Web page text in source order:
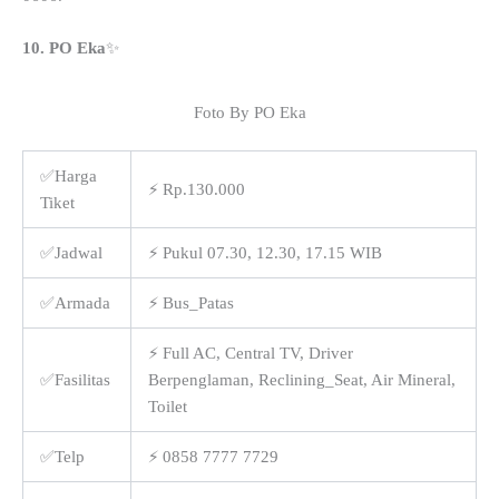
10. PO Eka✨
Foto By PO Eka
✅Harga
Tiket
⚡ Rp.130.000
✅Jadwal ⚡ Pukul 07.30, 12.30, 17.15 WIB
✅Armada ⚡ Bus_Patas
✅Fasilitas
⚡ Full AC, Central TV, Driver
Berpenglaman, Reclining_Seat, Air Mineral,
Toilet
✅Telp ⚡ 0858 7777 7729